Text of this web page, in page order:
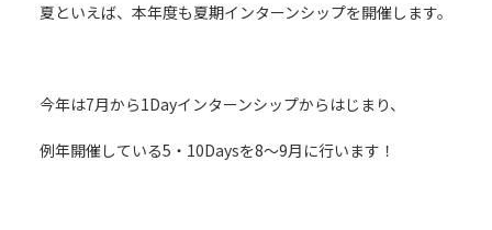
夏といえば、本年度も夏期インターンシップを開催します。
今年は7月から1Dayインターンシップからはじまり、
例年開催している5・10Daysを8～9月に行います！